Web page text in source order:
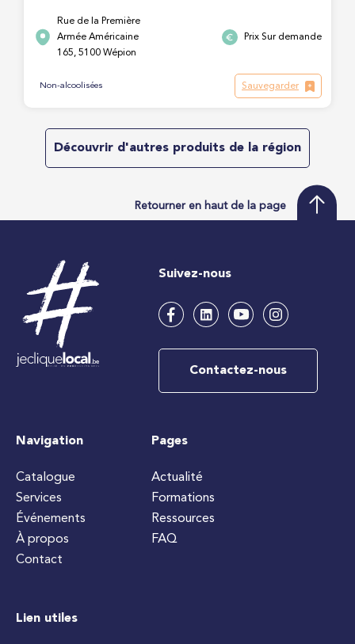
Rue de la Première
Armée Américaine
165, 5100 Wépion
Prix Sur demande
Non-alcoolisées Sauvegarder
Découvrir d'autres produits de la région
Retourner en haut de la page
Suivez-nous
Contactez-nous
Navigation
Catalogue
Services
Événements
À propos
Contact
Pages
Actualité
Formations
Ressources
FAQ
Lien utiles